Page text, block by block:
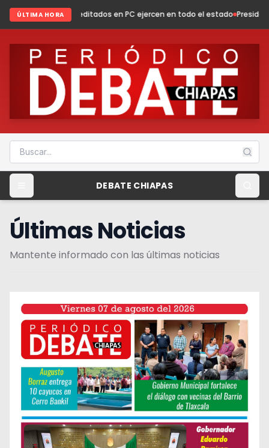
ÚLTIMA HORA
en PC ejercen en todo el estado Presidenta Fabiola Ricci
DEBATE CHIAPAS
Últimas Noticias
Mantente informado con las últimas noticias